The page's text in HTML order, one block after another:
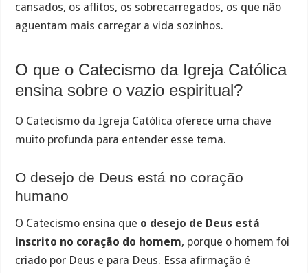
cansados, os aflitos, os sobrecarregados, os que não
aguentam mais carregar a vida sozinhos.
O que o Catecismo da Igreja Católica
ensina sobre o vazio espiritual?
O Catecismo da Igreja Católica oferece uma chave
muito profunda para entender esse tema.
O desejo de Deus está no coração
humano
O Catecismo ensina que o desejo de Deus está
inscrito no coração do homem, porque o homem foi
criado por Deus e para Deus. Essa afirmação é